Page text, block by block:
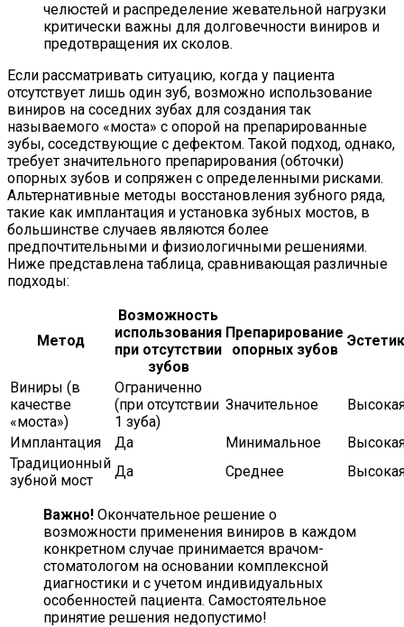
челюстей и распределение жевательной нагрузки
критически важны для долговечности виниров и
предотвращения их сколов.
Если рассматривать ситуацию, когда у пациента
отсутствует лишь один зуб, возможно использование
виниров на соседних зубах для создания так
называемого «моста» с опорой на препарированные
зубы, соседствующие с дефектом. Такой подход, однако,
требует значительного препарирования (обточки)
опорных зубов и сопряжен с определенными рисками.
Альтернативные методы восстановления зубного ряда,
такие как имплантация и установка зубных мостов, в
большинстве случаев являются более
предпочтительными и физиологичными решениями.
Ниже представлена таблица, сравнивающая различные
подходы:
Метод
Возможность
использования
при отсутствии
зубов
Препарирование
опорных зубов
Виниры (в
качестве
«моста»)
Ограниченно
(при отсутствии
1 зуба)
Значительное
Имплантация Да Минимальное
Традиционный
зубной мост
Да Среднее
Важно! Окончательное решение о
возможности применения виниров в каждом
конкретном случае принимается врачом-
стоматологом на основании комплексной
диагностики и с учетом индивидуальных
особенностей пациента. Самостоятельное
принятие решения недопустимо!